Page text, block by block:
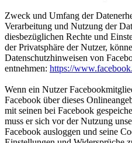
Zweck und Umfang der
Verarbeitung und Nutzung der
diesbezüglichen Rechte und
der Privatsphäre der Nutzer,
Datenschutzhinweisen von
entnehmen: https://
Wenn ein Nutzer
Facebook über dieses
mit seinen bei Facebook
muss er sich vor der Nutzung
Facebook ausloggen und seine